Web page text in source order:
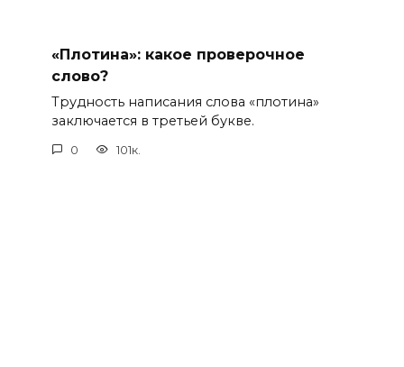
«Плотина»: какое проверочное
слово?
Трудность написания слова «плотина»
заключается в третьей букве.
0 101к.